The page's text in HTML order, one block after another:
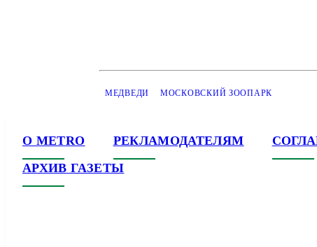
МЕДВЕДИ МОСКОВСКИЙ ЗООПАРК
О METRO РЕКЛАМОДАТЕЛЯМ
АРХИВ ГАЗЕТЫ